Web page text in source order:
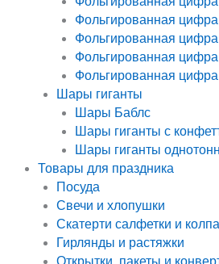
Фольгированная
Фольгированная
Фольгированная
Фольгированная
Шары гиганты
Шары Баблс
Шары гиганты с
Шары гиганты
Товары для праздника
Посуда
Свечи и хлопушки
Скатерти салфетки и
Гирлянды и растяжки